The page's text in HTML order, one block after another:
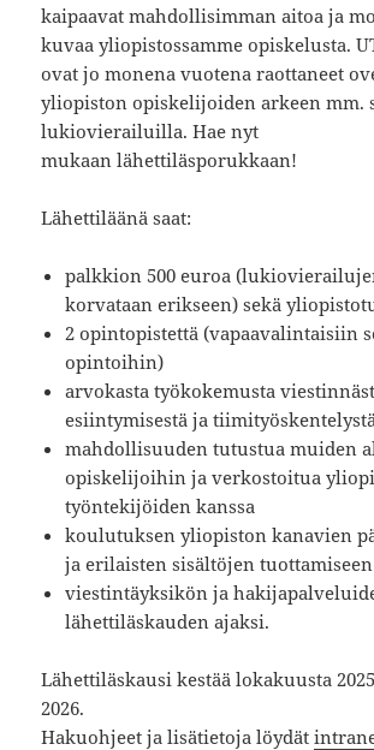
kaipaavat mahdollisimman aitoa ja
kuvaa yliopistossamme opiskelusta.
ovat jo monena vuotena raottaneet
yliopiston opiskelijoiden arkeen mm.
lukiovierailuilla. Hae nyt
mukaan lähettiläsporukkaan!
Lähettiläänä saat:
palkkion 500 euroa
korvataan erikseen) sekä
2 opintopistettä (vapaavalintaisiin
opintoihin)
arvokasta työkokemusta
esiintymisestä ja tiimityöskentelystä
mahdollisuuden tutustua muiden
opiskelijoihin ja verkostoitua
työntekijöiden kanssa
koulutuksen yliopiston kanavien
ja erilaisten sisältöjen tuottamiseen
viestintäyksikön ja
lähettiläskauden ajaksi.
Lähettiläskausi kestää lokakuusta
2026.
Hakuohjeet ja lisätietoja löydät